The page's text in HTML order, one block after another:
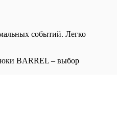
событий. Легко
BARREL – выбор